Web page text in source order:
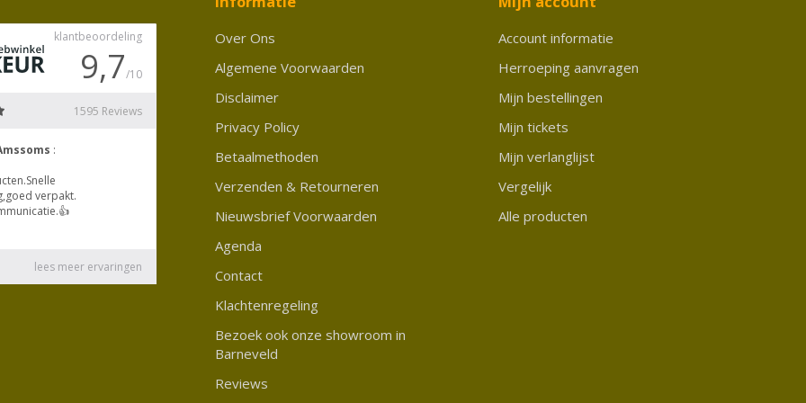
Over Ons
Algemene Voorwaarden
Disclaimer
Privacy Policy
Betaalmethoden
Verzenden & Retourneren
Nieuwsbrief Voorwaarden
Agenda
Contact
Klachtenregeling
Bezoek ook onze showroom in
Barneveld
Reviews
Account informatie
Herroeping aanvragen
Mijn bestellingen
Mijn tickets
Mijn verlanglijst
Vergelijk
Alle producten